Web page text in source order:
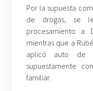
Por la supuesta
de drogas, se
procesamiento a
mientras que a
aplicó auto de
supuestamente
familiar.